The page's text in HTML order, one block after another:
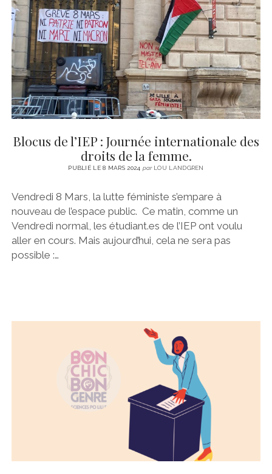
LITTÉRATURE
ÉCONOMIE
MÉDIAS
SANTÉ
instagram
emailemail-
form
Blocus de l’IEP : Journée internationale des
droits de la femme.
PUBLIÉ LE 8 MARS 2024 parLOU LANDGREN
Vendredi 8 Mars, la lutte féministe s’empare à
nouveau de l’espace public. Ce matin, comme un
Vendredi normal, les étudiant.es de l’IEP ont voulu
aller en cours. Mais aujourd’hui, cela ne sera pas
possible :…